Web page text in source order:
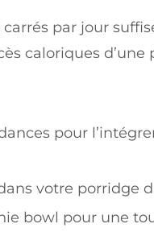
par jour
caloriques
pour
votre porridge
bowl pour une